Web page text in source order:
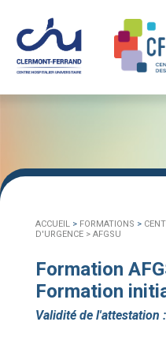
ACCUEIL> FORMATIONS >
D'URGENCE > AFGSU
Formation
Formation
Validité de l'attestation